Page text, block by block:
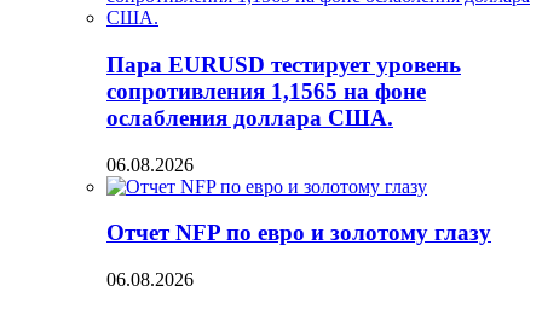
Пара EURUSD тестирует уровень
сопротивления 1,1565 на фоне
ослабления доллара США.
06.08.2026
Отчет NFP по евро и золотому глазу
06.08.2026